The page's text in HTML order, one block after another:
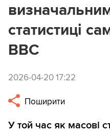
статистиці
BBC
2026-04-20 17:22
Поширити
У той час як масові